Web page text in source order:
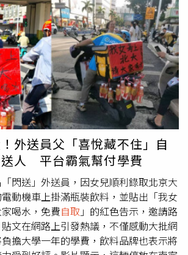
。由於預購反應熱烈，紅葉蛋糕在官網
月6日至8月9日預訂已滿單，如欲購買
選購，每日現貨數量有限，款式以門市
提早前往喔！造成不便敬請見諒。」此
13日將開放下一波官網訂單，開放官網
外送員父「喜悅藏不住」自
人 平台霸氣幫付學費
閃送」外送員，因女兒順利錄取北京大
動機車上掛滿瓶裝飲料，並貼出「我女
喝水，免費自取 」的紅色告示，邀請路
文在網路上引發熱議，不僅感動大批網
擔大學一年的學費，飲料品牌也表示將